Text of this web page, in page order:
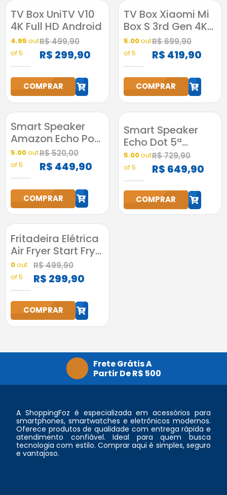
h
TV Box UniTV V10
4K Full HD Android
4.95 out
of 5
R$499,90
R$ 299,90
COMPRAR
h
TV Box Xiaomi Mi
Box S 3rd Gen 4K
2GB RAM 32GB
Google Assistente
5.00out
of 5
R$699,90
R$ 419,90
COMPRAR
h
Smart Speaker
Amazon Echo Pop
Alexa Original
Preta Bluetooth
5.00out
of 5
R$520,00
R$ 449,90
COMPRAR
h
Smart Speaker
Echo Dot 5ª
Geração Amazon
com Alexa Preta
5.00out
of 5
R$729,90
R$ 649,90
COMPRAR
h
Fritadeira Elétrica
Air Fryer Start Fry
3,5L 1400W Elgin
Preta
0out
of 5
R$499,90
R$ 299,90
COMPRAR
Frete Grátis A
Partir De R$ 500
A ShoppingFoz é especializada em acessórios para
smartphones, smartwatches e eletrônicos modernos.
Oferece produtos de qualidade com entrega rápida e
atendimento confiável. Ideal para quem busca
tecnologia com estilo. Comprar aqui é simples, seguro
e vantajoso.